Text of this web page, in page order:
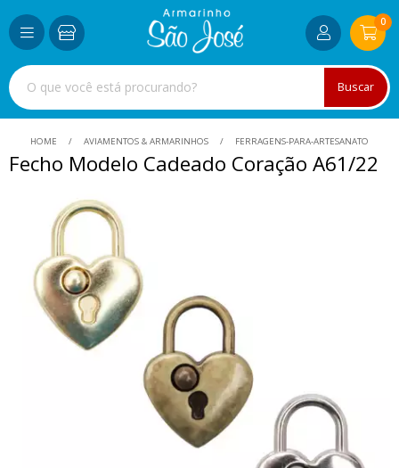
Buscar
0
HOME AVIAMENTOS & ARMARINHOS FERRAGENS-PARA-ARTESANATO
Fecho Modelo Cadeado Coração A61/22